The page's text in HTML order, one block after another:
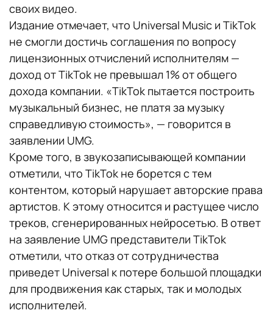
своих видео.
Издание отмечает, что Universal Music и TikTok
не смогли достичь соглашения по вопросу
лицензионных отчислений исполнителям —
доход от TikTok не превышал 1% от общего
дохода компании. «TikTok пытается построить
музыкальный бизнес, не платя за музыку
справедливую стоимость», — говорится в
заявлении UMG.
Кроме того, в звукозаписывающей компании
отметили, что TikTok не борется с тем
контентом, который нарушает авторские права
артистов. К этому относится и растущее число
треков, сгенерированных нейросетью. В ответ
на заявление UMG представители TikTok
отметили, что отказ от сотрудничества
приведет Universal к потере большой площадки
для продвижения как старых, так и молодых
исполнителей.